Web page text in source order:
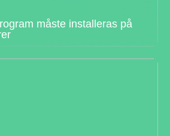
måste installeras på